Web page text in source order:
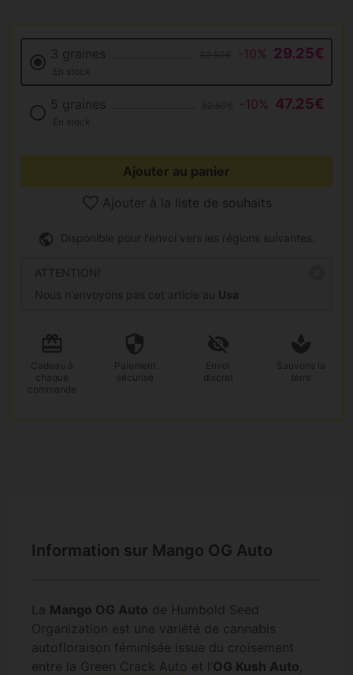
3 graines -10% 29.25€
En stock
5 graines -10% 47.25€
En stock
Ajouter au panier
Ajouter à la liste de souhaits
Disponible pour l'envoi vers les régions suivantes.
ATTENTION!
Nous n'envoyons pas cet article au Usa
Cadeau à
chaque
commande
Paiement
sécurisé
Envoi
discret
Sauvons la
terre
Information sur Mango OG Auto
La Mango OG Auto de Humbold Seed
Organization est une variété de cannabis
autofloraison féminisée issue du croisement
entre la Green Crack Auto et l’OG Kush Auto,